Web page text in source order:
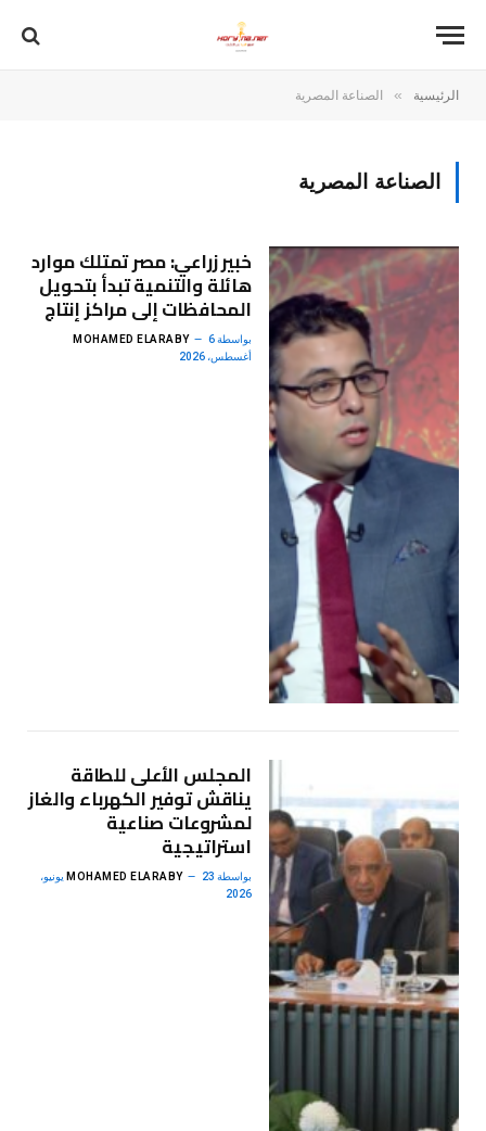
الرئيسية » الصناعة المصرية
الصناعة المصرية
خبير زراعي: مصر تمتلك موارد
هائلة والتنمية تبدأ بتحويل
المحافظات إلى مراكز إنتاج
بواسطة MOHAMED ELARABY
6
أغسطس، 2026
المجلس الأعلى للطاقة
يناقش توفير الكهرباء والغاز
لمشروعات صناعية
استراتيجية
بواسطة MOHAMED ELARABY 23 يونيو،
2026